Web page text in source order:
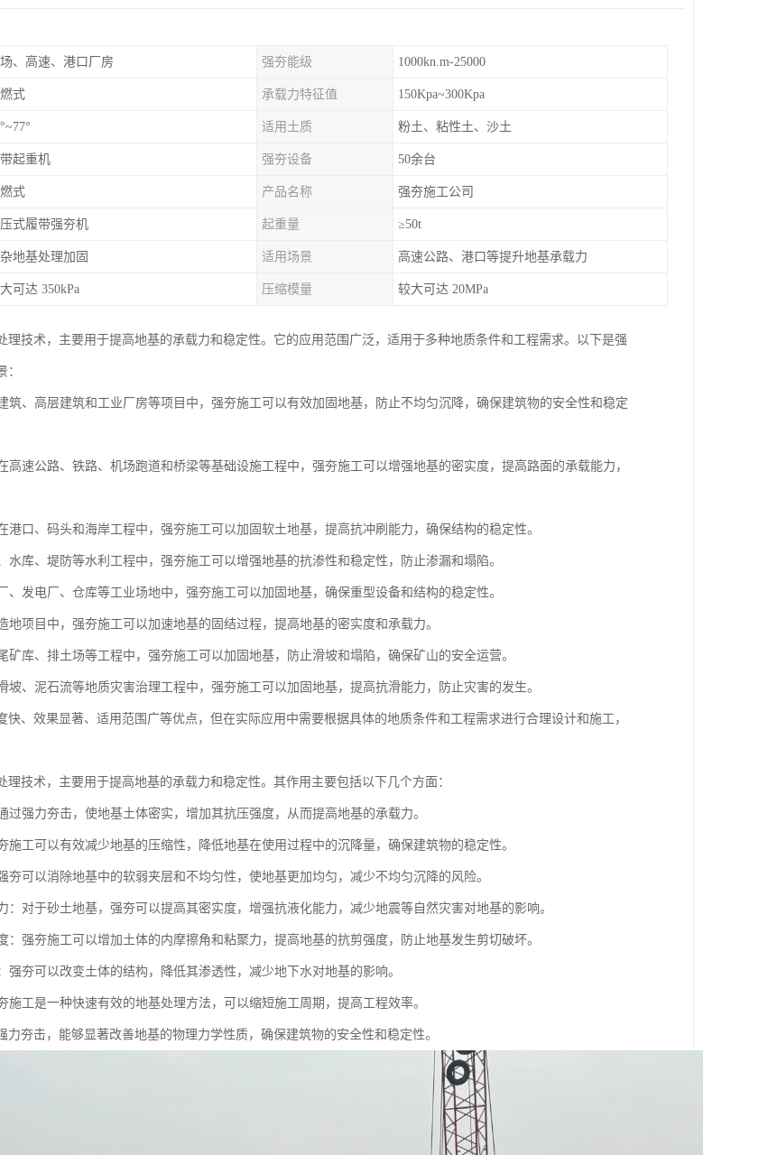
、高速、港口厂房 强夯能级 1000kn.m-25000
式 承载力特征值 150Kpa~300Kpa
适用土质 粉土、粘性土、沙土
起重机 强夯设备 50余台
式 产品名称 强夯施工公司
式履带强夯机 起重量 ≥50t
地基处理加固 适用场景 高速公路、港口等提升地基承载力
可达 350kPa 压缩模量 较大可达 20MPa
理技术，主要用于提高地基的承载力和稳定性。它的应用范围广泛，适用于多种地质条件和工程需求。以下是强
筑、高层建筑和工业厂房等项目中，强夯施工可以有效加固地基，防止不均匀沉降，确保建筑物的安全性和稳定
高速公路、铁路、机场跑道和桥梁等基础设施工程中，强夯施工可以增强地基的密实度，提高路面的承载能力，
港口、码头和海岸工程中，强夯施工可以加固软土地基，提高抗冲刷能力，确保结构的稳定性。
水库、堤防等水利工程中，强夯施工可以增强地基的抗渗性和稳定性，防止渗漏和塌陷。
、发电厂、仓库等工业场地中，强夯施工可以加固地基，确保重型设备和结构的稳定性。
地项目中，强夯施工可以加速地基的固结过程，提高地基的密实度和承载力。
矿库、排土场等工程中，强夯施工可以加固地基，防止滑坡和塌陷，确保矿山的安全运营。
坡、泥石流等地质灾害治理工程中，强夯施工可以加固地基，提高抗滑能力，防止灾害的发生。
快、效果显著、适用范围广等优点，但在实际应用中需要根据具体的地质条件和工程需求进行合理设计和施工，
理技术，主要用于提高地基的承载力和稳定性。其作用主要包括以下几个方面：
过强力夯击，使地基土体密实，增加其抗压强度，从而提高地基的承载力。
施工可以有效减少地基的压缩性，降低地基在使用过程中的沉降量，确保建筑物的稳定性。
夯可以消除地基中的软弱夹层和不均匀性，使地基更加均匀，减少不均匀沉降的风险。
：对于砂土地基，强夯可以提高其密实度，增强抗液化能力，减少地震等自然灾害对地基的影响。
：强夯施工可以增加土体的内摩擦角和粘聚力，提高地基的抗剪强度，防止地基发生剪切破坏。
强夯可以改变土体的结构，降低其渗透性，减少地下水对地基的影响。
施工是一种快速有效的地基处理方法，可以缩短施工周期，提高工程效率。
力夯击，能够显著改善地基的物理力学性质，确保建筑物的安全性和稳定性。